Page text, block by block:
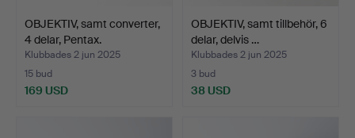
OBJEKTIV, samt converter,
4 delar, Pentax.
Klubbades 2 jun 2025
15 bud
169 USD
OBJEKTIV, samt tillbehör, 6
delar, delvis …
Klubbades 2 jun 2025
3 bud
38 USD